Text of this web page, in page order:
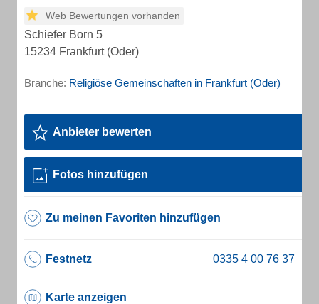
Web Bewertungen vorhanden
Schiefer Born 5
15234 Frankfurt (Oder)
Branche: Religiöse Gemeinschaften in Frankfurt (Oder)
Anbieter bewerten
Fotos hinzufügen
Zu meinen Favoriten hinzufügen
Festnetz
Karte anzeigen